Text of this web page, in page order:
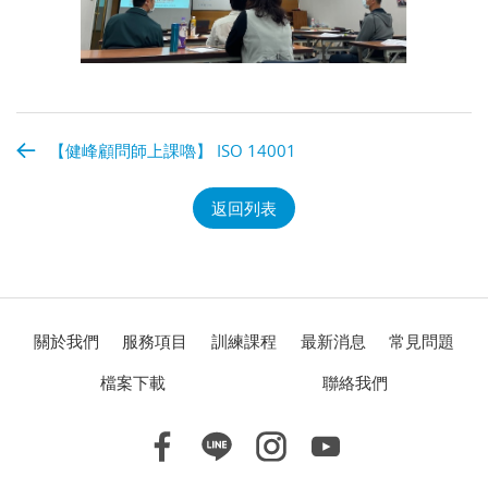
【健峰顧問師上課嚕】 ISO 14001
返回列表
關於我們 服務項目 訓練課程 最新消息
常見問題
檔案下載
聯絡我們